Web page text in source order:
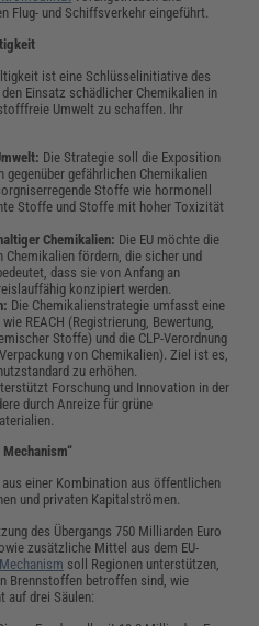
Flug- und Schiffsverkehr eingeführt.
ist eine Schlüsselinitiative des
Einsatz schädlicher Chemikalien in
Umwelt zu schaffen. Ihr
Die Strategie soll die Exposition
gefährlichen Chemikalien
Stoffe wie hormonell
Stoffe und Stoffe mit hoher Toxizität
Chemikalien: Die EU möchte die
Chemikalien fördern, die sicher und
dass sie von Anfang an
konzipiert werden.
Die Chemikalienstrategie umfasst eine
REACH (Registrierung, Bewertung,
Stoffe) und die CLP-Verordnung
von Chemikalien). Ziel ist es,
zu erhöhen.
Forschung und Innovation in der
durch Anreize für grüne
aus einer Kombination aus öffentlichen
und privaten Kapitalströmen.
des Übergangs 750 Milliarden Euro
zusätzliche Mittel aus dem EU-
soll Regionen unterstützen,
Brennstoffen betroffen sind, wie
auf drei Säulen: